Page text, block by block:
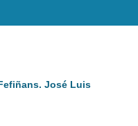
José Luis